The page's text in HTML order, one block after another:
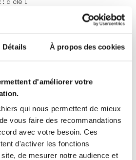
Détails À propos des cookies
d'améliorer votre
qui nous permettent de mieux
vous faire des recommandations
avec votre besoin. Ces
d'activer les fonctions
de mesurer notre audience et
:
: 70 mm | Carré de poignée : 7 mm
largeur : 61 mm x épaisseur : 10 mm
20 mm × ép. 2 mm
la norme européenne EN 12209.
inox et réceptacle magnétique
MAGN à condamnation
:serrure magnétique bec-de-cane